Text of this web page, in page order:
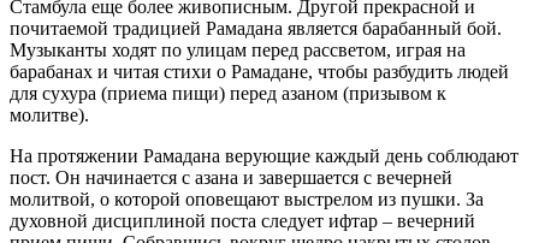
Стамбула еще более живописным. Другой прекрасной и
почитаемой традицией Рамадана является барабанный бой.
Музыканты ходят по улицам перед рассветом, играя на
барабанах и читая стихи о Рамадане, чтобы разбудить людей
для сухура (приема пищи) перед азаном (призывом к
молитве).
На протяжении Рамадана верующие каждый день соблюдают
пост. Он начинается с азана и завершается с вечерней
молитвой, о которой оповещают выстрелом из пушки. За
духовной дисциплиной поста следует ифтар – вечерний